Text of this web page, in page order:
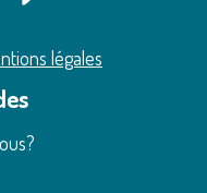
légales